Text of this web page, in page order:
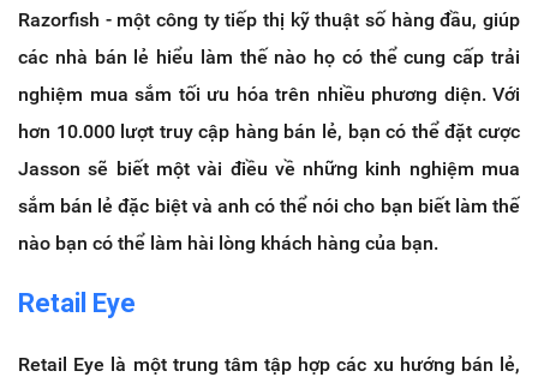
Razorfish - một công ty tiếp thị kỹ thuật số hàng đầu, giúp
các nhà bán lẻ hiểu làm thế nào họ có thể cung cấp trải
nghiệm mua sắm tối ưu hóa trên nhiều phương diện. Với
hơn 10.000 lượt truy cập hàng bán lẻ, bạn có thể đặt cược
Jasson sẽ biết một vài điều về những kinh nghiệm mua
sắm bán lẻ đặc biệt và anh có thể nói cho bạn biết làm thế
nào bạn có thể làm hài lòng khách hàng của bạn.
Retail Eye
Retail Eye là một trung tâm tập hợp các xu hướng bán lẻ,